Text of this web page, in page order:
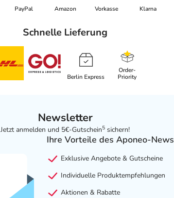
PayPal Amazon Vorkasse Klarna
Schnelle Lieferung
Berlin Express
Order-
Priority
Newsletter
Jetzt anmelden und 5€-Gutschein5 sichern!
Ihre Vorteile des Aponeo-
Exklusive Angebote & Gutscheine
Individuelle Produktempfehlungen
Aktionen & Rabatte